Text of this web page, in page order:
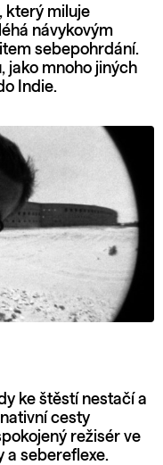
který miluje
návykovým
sebepohrdání.
jako mnoho jiných
Indie.
ke štěstí nestačí a
cesty
režisér ve
a sebereflexe.